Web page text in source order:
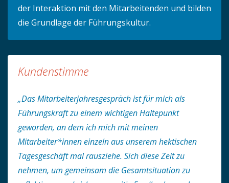
der Interaktion mit den Mitarbeitenden und bilden
die Grundlage der Führungskultur.
Kundenstimme
„Das Mitarbeiterjahresgespräch ist für mich als
Führungskraft zu einem wichtigen Haltepunkt
geworden, an dem ich mich mit meinen
Mitarbeiter*innen einzeln aus unserem hektischen
Tagesgeschäft mal rausziehe. Sich diese Zeit zu
nehmen, um gemeinsam die Gesamtsituation zu